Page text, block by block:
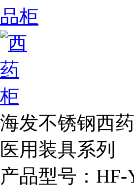
海发不锈钢西
医用装具系列
产品型号：HF-